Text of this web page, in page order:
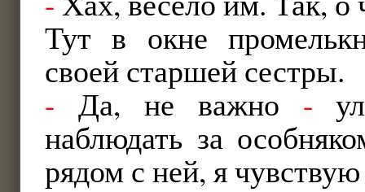
Тут в окне
своей старшей сестры.
- Да, не важно -
наблюдать за
рядом с ней, я